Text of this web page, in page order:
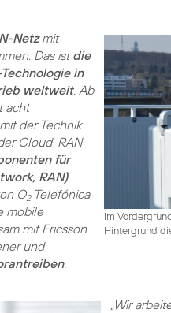
Im
Hintergrund
Netzmit
Das istdie
in
weltweit. Ab
acht
der Technik
Cloud-RAN-
für
RAN)
O2Telefónica
mobile
mit Ericsson
und
.
„Wir